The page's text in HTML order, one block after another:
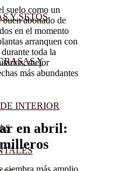
Y SETOS
Y
INTERIOR
suelo como un
abonado de
en el momento
arranquen con
toda la
mejor
más abundantes
en abril: